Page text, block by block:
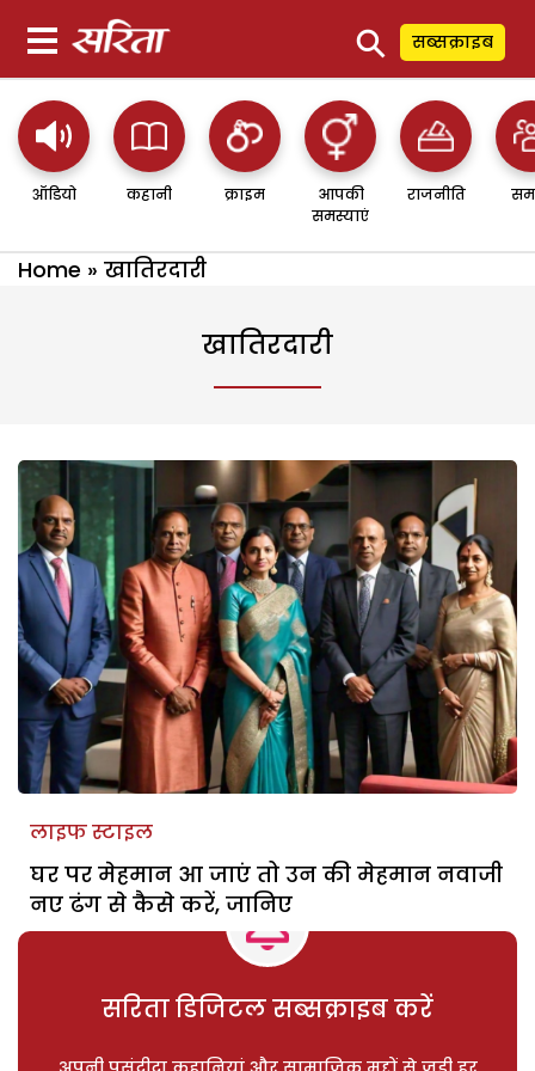
⚲ सब्सक्राइब
ऑडियो कहानी क्राइम
आपकी
समस्याएं
राजनीति
Home » खातिरदारी
खातिरदारी
लाइफ स्टाइल
घर पर मेहमान आ जाएं तो उन की मेहमान नवाजी
नए ढंग से कैसे करें, जानिए
सरिता डिजिटल सब्सक्राइब करें